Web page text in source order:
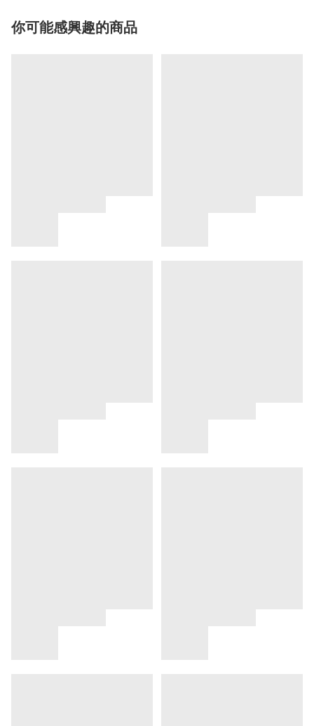
你可能感興趣的商品